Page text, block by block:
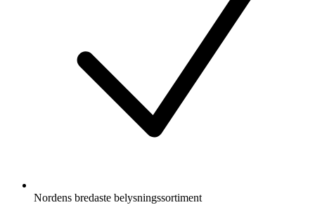
Nordens bredaste belysningssortiment